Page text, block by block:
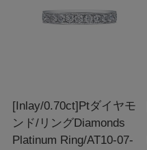
[Inlay/0.70ct]Ptダイヤモ
ンド/リングDiamonds
Platinum Ring/AT10-07-